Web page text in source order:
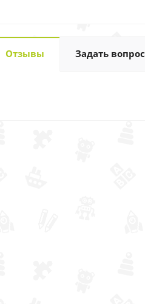
Отзывы Задать вопрос